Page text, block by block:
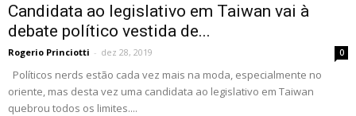
Candidata ao legislativo em Taiwan vai à
debate político vestida de...
Rogerio Princiotti - dez 28, 2019 0
Políticos nerds estão cada vez mais na moda, especialmente no
oriente, mas desta vez uma candidata ao legislativo em Taiwan
quebrou todos os limites....